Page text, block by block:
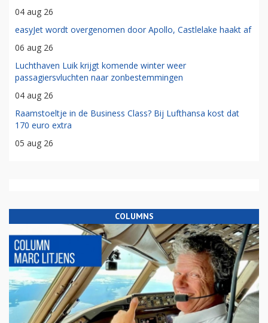
04 aug 26
easyJet wordt overgenomen door Apollo, Castlelake haakt af
06 aug 26
Luchthaven Luik krijgt komende winter weer
passagiersvluchten naar zonbestemmingen
04 aug 26
Raamstoeltje in de Business Class? Bij Lufthansa kost dat
170 euro extra
05 aug 26
COLUMNS